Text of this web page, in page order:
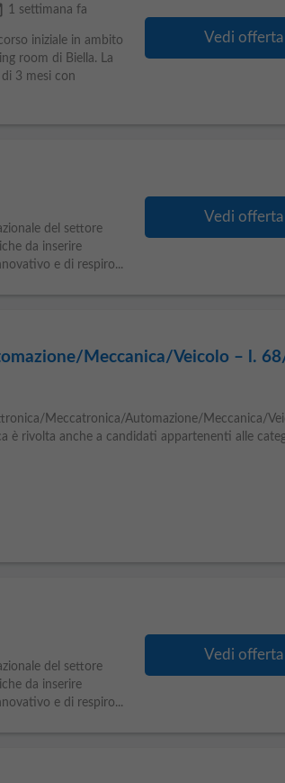
1 settimana fa
iniziale in ambito
room di Biella. La
3 mesi con
Vedi offerta
del settore
da inserire
e di respiro...
Vedi offerta
Meccanica/Veicolo – l.
Meccatronica/Automazione/Meccanica/
è rivolta anche a candidati appartenenti alle
del settore
da inserire
e di respiro...
Vedi offerta